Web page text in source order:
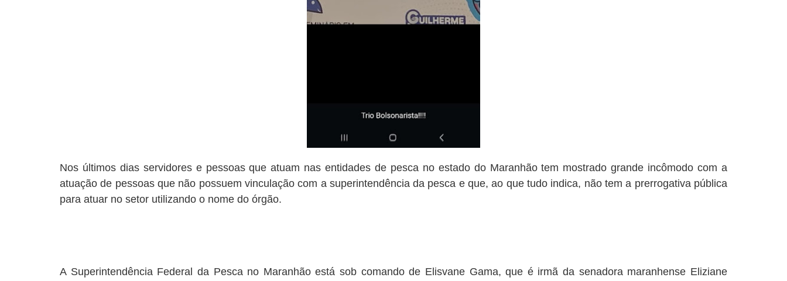
Nos últimos dias servidores e pessoas que atuam nas entidades de pesca no estado do Maranhão tem mostrado grande incômodo com a
atuação de pessoas que não possuem vinculação com a superintendência da pesca e que, ao que tudo indica, não tem a prerrogativa pública
para atuar no setor utilizando o nome do órgão.
A Superintendência Federal da Pesca no Maranhão está sob comando de Elisvane Gama, que é irmã da senadora maranhense Eliziane